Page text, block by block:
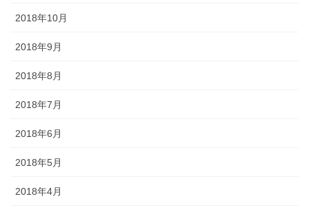
2018年10月
2018年9月
2018年8月
2018年7月
2018年6月
2018年5月
2018年4月